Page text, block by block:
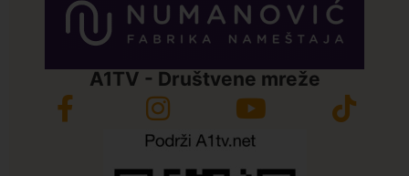
A1TV - Društvene mreže